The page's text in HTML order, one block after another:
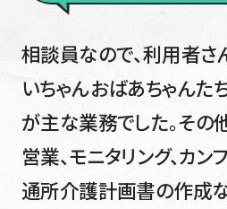
相談員なので、利用者さ
いちゃんおばあちゃんた
が主な業務でした。その
営業、モニタリング、カン
通所介護計画書の作成